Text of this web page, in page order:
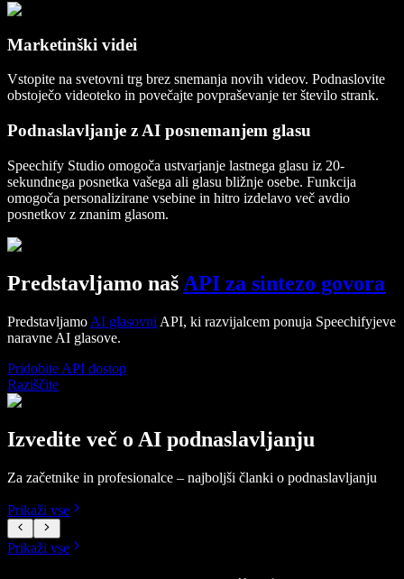
Marketinški videi
Vstopite na svetovni trg brez snemanja novih videov. Podnaslovite
obstoječo videoteko in povečajte povpraševanje ter število strank.
Podnaslavljanje z AI posnemanjem glasu
Speechify Studio omogoča ustvarjanje lastnega glasu iz 20-
sekundnega posnetka vašega ali glasu bližnje osebe. Funkcija
omogoča personalizirane vsebine in hitro izdelavo več avdio
posnetkov z znanim glasom.
Predstavljamo naš API za sintezo govora
Predstavljamo AI glasovni API, ki razvijalcem ponuja Speechifyjeve
naravne AI glasove.
Pridobite API dostop
Raziščite
Izvedite več o AI podnaslavljanju
Za začetnike in profesionalce – najboljši članki o podnaslavljanju
Prikaži vse
Prikaži vse